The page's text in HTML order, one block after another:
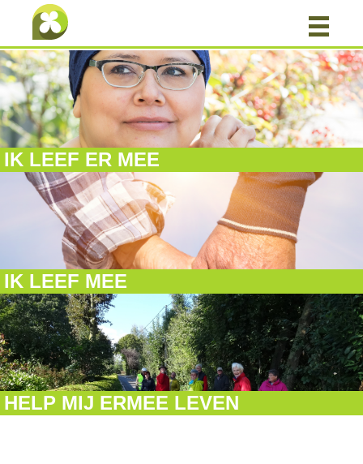
IK LEEF ER MEE
IK LEEF MEE
HELP MIJ ERMEE LEVEN